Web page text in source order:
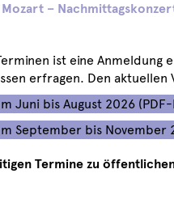
–
ist eine
erfragen. Den
Juni bis August 2026
September bis November
Termine zu